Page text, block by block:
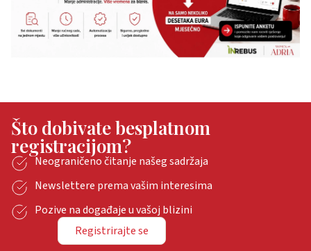
Što dobivate besplatnom
registracijom?
Neograničeno čitanje našeg sadržaja
Newslettere prema vašim interesima
Pozive na događaje u vašoj blizini
Registrirajte se